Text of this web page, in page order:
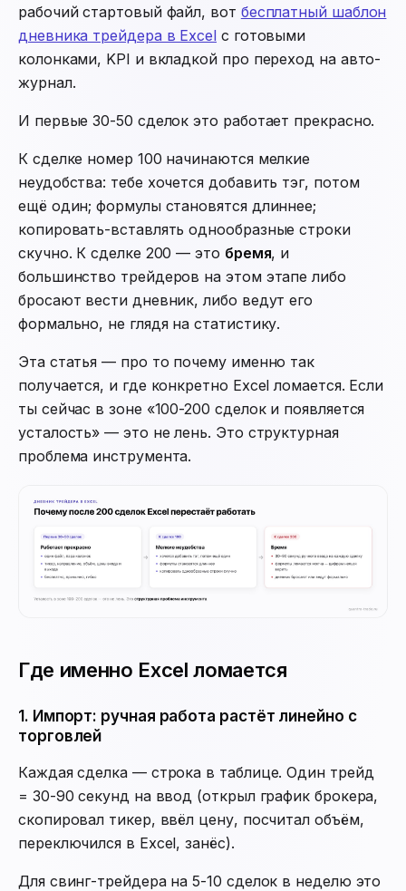
рабочий стартовый файл, вот бесплатный шаблон
дневника трейдера в Excel с готовыми
колонками, KPI и вкладкой про переход на авто-
журнал.
И первые 30-50 сделок это работает прекрасно.
К сделке номер 100 начинаются мелкие
неудобства: тебе хочется добавить тэг, потом
ещё один; формулы становятся длиннее;
копировать-вставлять однообразные строки
скучно. К сделке 200 — это бремя, и
большинство трейдеров на этом этапе либо
бросают вести дневник, либо ведут его
формально, не глядя на статистику.
Эта статья — про то почему именно так
получается, и где конкретно Excel ломается. Если
ты сейчас в зоне «100-200 сделок и появляется
усталость» — это не лень. Это структурная
проблема инструмента.
Где именно Excel ломается
1. Импорт: ручная работа растёт линейно с
торговлей
Каждая сделка — строка в таблице. Один трейд
= 30-90 секунд на ввод (открыл график брокера,
скопировал тикер, ввёл цену, посчитал объём,
переключился в Excel, занёс).
Для свинг-трейдера на 5-10 сделок в неделю это